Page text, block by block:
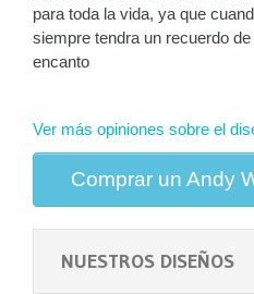
para toda la vida, ya que
siempre tendra un recuerdo
encanto
Ver más opiniones sobre el
Comprar un Andy
NUESTROS DISEÑOS